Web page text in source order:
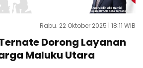
Rabu. 22 Oktober 2025 | 18:11 WIB
Dorong Layanan
Maluku Utara